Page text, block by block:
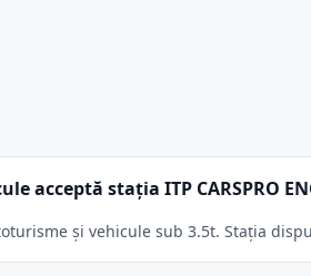
acceptă stația ITP CARSPRO
și vehicule sub 3.5t. Stația